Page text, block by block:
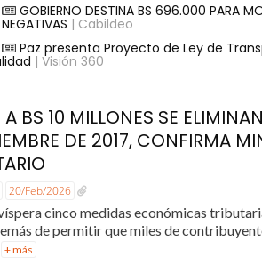
GOBIERNO DESTINA BS 696.000 PARA
NEGATIVAS | Cabildeo
Paz presenta Proyecto de Ley de
| Visión 360
BS 10 MILLONES SE
DE 2017, CONFIRMA
20/Feb/2026
cinco medidas económicas
de permitir que miles de
+ más